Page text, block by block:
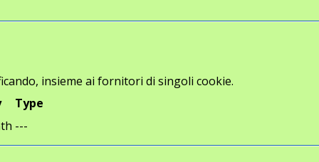
insieme ai fornitori di singoli cookie.
Type
---